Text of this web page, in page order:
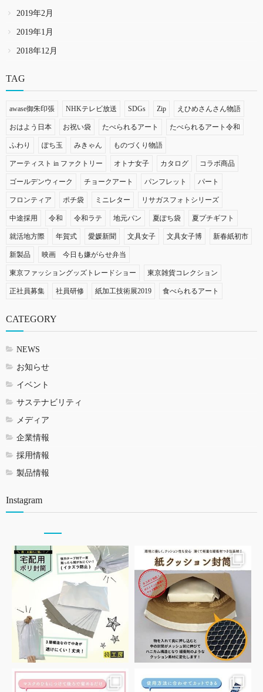
2019年2月
2019年1月
2018年12月
TAG
awase御朱印張 NHKテレビ放送 SDGs Zip えひめさんさん物語
おはよう日本 お祝い袋 たべられるアート たべられるアート令和
ふわり ぽち玉 みきゃん ものづくり物語
アーティスト in ファクトリー オトナ女子 カタログ コラボ商品
ゴールデンウィーク チョークアート パンフレット パート
フロンティア ポチ袋 ミニレター リサガスフォトシリーズ
中途採用 令和 令和ラテ 地元パン 夏ぽち袋 夏プチギフト
就活地方際 年賀式 愛媛新聞 文具女子 文具女子博 新春紙初市
新製品 映画 今日も嫌がらせ弁当
東京ファッショングッズトレードショー 東京雑貨コレクション
正社員募集 社員研修 紙加工技術展2019 食べられるアート
CATEGORY
NEWS
お知らせ
イベント
サステナビリティ
メディア
企業情報
採用情報
製品情報
Instagram